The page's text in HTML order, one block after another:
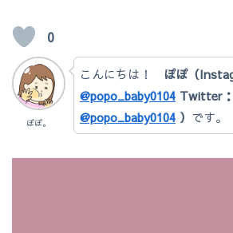
0
ぽぽ。
こんにちは！
ぽぽ（
@popo_baby0104Twitter：
@popo_baby0104） です。